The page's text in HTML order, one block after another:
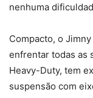
nenhuma
Compacto, o
enfrentar todas as
Heavy-Duty, tem
suspensão com